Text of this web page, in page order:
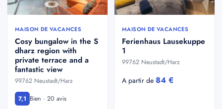
MAISON DE VACANCES
Cosy bungalow in the S
dharz region with
private terrace and a
fantastic view
99762 Neustadt/Harz
7,1 Bien · 20 avis
MAISON DE VACANCES
Ferienhaus Lausekuppe
1
99762 Neustadt/Harz
A partir de 84 €